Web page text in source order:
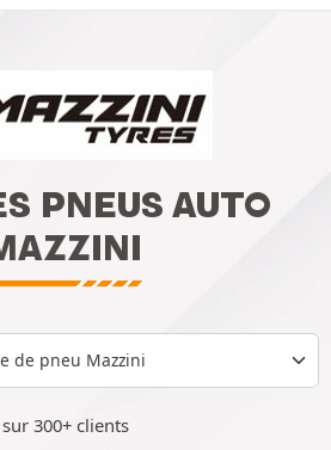
PNEUS AUTO
de pneu Mazzini
300+ clients